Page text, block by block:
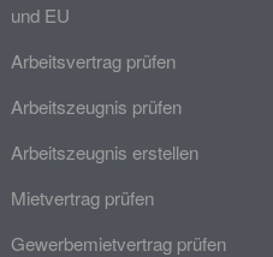
und EU
Arbeitsvertrag prüfen
Arbeitszeugnis prüfen
Arbeitszeugnis erstellen
Mietvertrag prüfen
Gewerbemietvertrag prüfen